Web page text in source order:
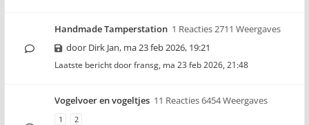
Handmade Tamperstation 1 Reacties 2711 Weergaves
door Dirk Jan, ma 23 feb 2026, 19:21
Laatste bericht doorfransg, ma 23 feb 2026, 21:48
Vogelvoer en vogeltjes 11 Reacties 6454 Weergaves
1 2